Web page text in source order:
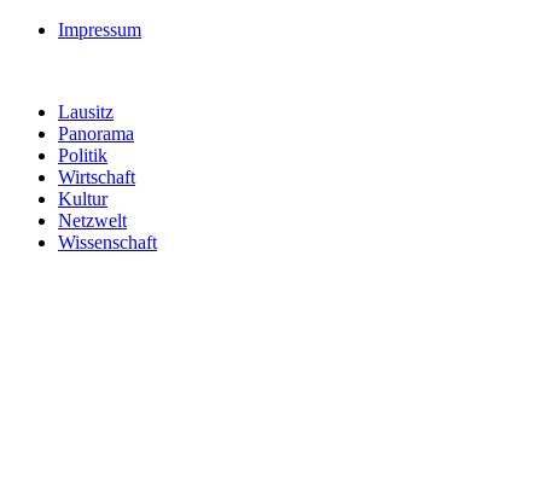
Impressum
Lausitz
Panorama
Politik
Wirtschaft
Kultur
Netzwelt
Wissenschaft